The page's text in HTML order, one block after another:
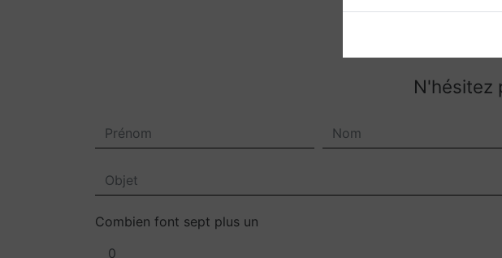
N'hésitez
Combien font sept plus un